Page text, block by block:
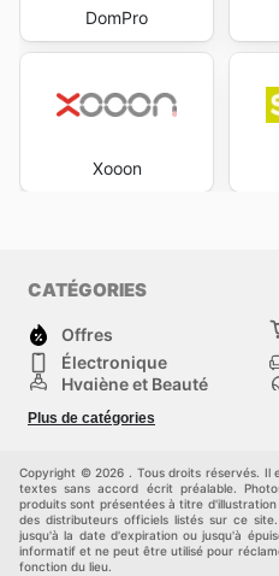
DomPro
Xooon
CATÉGORIES
Offres
Électronique
Hygiène et Beauté
Mode
Animalerie
Plus de catégories
Copyright © 2026 . Tous droits réservés. Il
textes sans accord écrit préalable.
produits sont présentées à titre
des distributeurs officiels listés sur ce
jusqu'à la date d'expiration ou jusqu'à
informatif et ne peut être utilisé pour
fonction du lieu.